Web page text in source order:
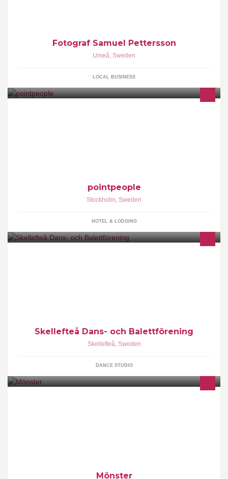
Fotograf Samuel Pettersson
Umeå, Sweden
LOCAL BUSINESS
pointpeople
Stockholm, Sweden
HOTEL & LODGING
Skellefteå Dans- och Balettförening
Skellefteå, Sweden
DANCE STUDIO
Mönster